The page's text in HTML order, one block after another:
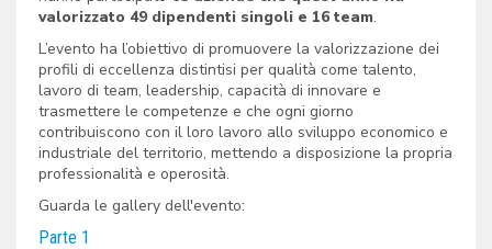
valorizzato 49 dipendenti singoli e 16 team.
L’evento ha l’obiettivo di promuovere la valorizzazione dei
profili di eccellenza distintisi per qualità come talento,
lavoro di team, leadership, capacità di innovare e
trasmettere le competenze e che ogni giorno
contribuiscono con il loro lavoro allo sviluppo economico e
industriale del territorio, mettendo a disposizione la propria
professionalità e operosità.
Guarda le gallery dell'evento:
Parte 1